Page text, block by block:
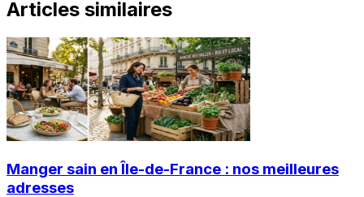
Articles similaires
Manger sain en Île-de-France : nos meilleures
adresses